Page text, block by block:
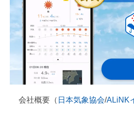
会社概要（ 日本気象協会/ALiNK